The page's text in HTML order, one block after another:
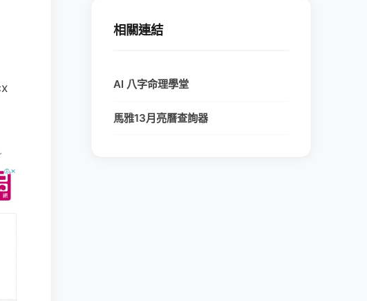
相關連結
AI 八字命理學堂
馬雅13月亮曆查詢器